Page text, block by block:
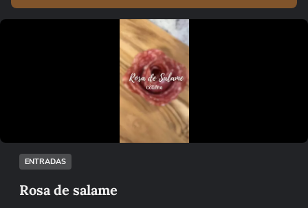
Não foi possível reproduzir o vídeo
Tentar novamente
ENTRADAS
Rosa de salame